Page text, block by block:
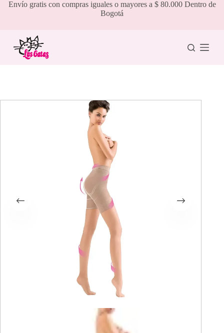
SaltarEnvío gratis con compras iguales o mayores a $ 80.000 Dentro de
Bogotá